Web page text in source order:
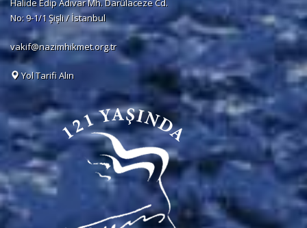
Halide Edip Adıvar Mh. Darülaceze Cd.
No: 9-1/1 Şişli / İstanbul
vakif@nazimhikmet.org.tr
Yol Tarifi Alın